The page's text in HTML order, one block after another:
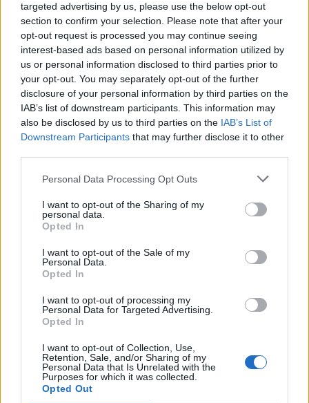
targeted advertising by us, please use the below opt-out
section to confirm your selection. Please note that after your
opt-out request is processed you may continue seeing
interest-based ads based on personal information utilized by
us or personal information disclosed to third parties prior to
your opt-out. You may separately opt-out of the further
disclosure of your personal information by third parties on the
IAB’s list of downstream participants. This information may
also be disclosed by us to third parties on the IAB’s List of
Downstream Participants that may further disclose it to other
Personal Data Processing Opt Outs
I want to opt-out of the Sharing of my
personal data.
Opted In
I want to opt-out of the Sale of my
Personal Data.
Opted In
I want to opt-out of processing my
Personal Data for Targeted Advertising.
Opted In
I want to opt-out of Collection, Use,
Retention, Sale, and/or Sharing of my
Personal Data that Is Unrelated with the
Purposes for which it was collected.
Opted Out